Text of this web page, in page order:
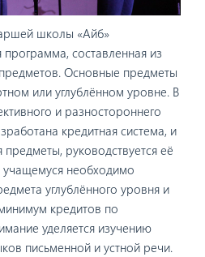
школы «Айб»
программа, составленная из
Основные предметы
или углублённом уровне. В
и разностороннего
кредитная система, и
руководствуется её
необходимо
углублённого уровня и
кредитов по
уделяется изучению
письменной и устной речи.